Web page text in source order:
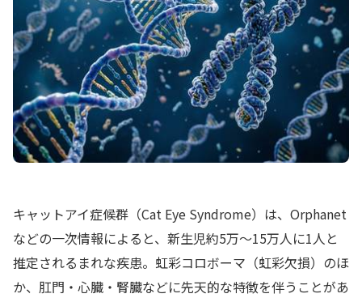
キャットアイ症候群（Cat Eye Syndrome）は、Orphanet
などの一次情報によると、新生児約5万〜15万人に1人と
推定されるまれな疾患。虹彩コロボーマ（虹彩欠損）のほ
か、肛門・心臓・腎臓などに先天的な特徴を伴うことがあ